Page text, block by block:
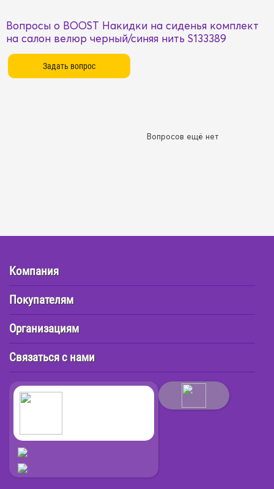
Вопросы о BOOST Накидки на сиденья комплект
на салон велюр черный/синяя нить S133389
Вопросов ещё нет
Компания
Покупателям
Организациям
Связаться с нами